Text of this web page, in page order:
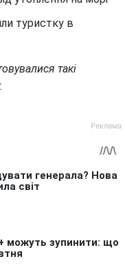
туристку в
такі